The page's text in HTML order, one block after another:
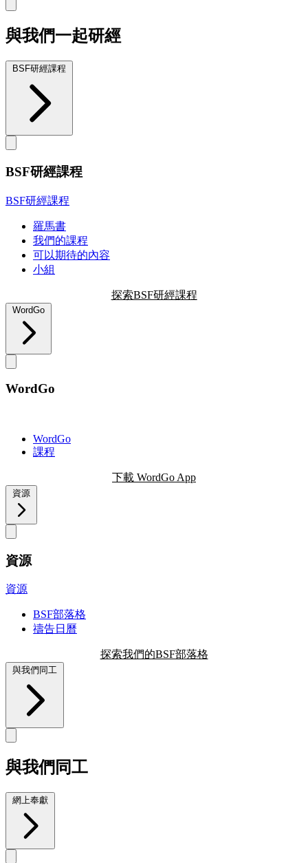
與我們一起研經
BSF研經課程
BSF研經課程
BSF研經課程
羅馬書
我們的課程
可以期待的內容
小組
探索BSF研經課程
WordGo
WordGo
WordGo
課程
下載 WordGo App
資源
資源
資源
BSF部落格
禱告日曆
探索我們的BSF部落格
與我們同工
與我們同工
網上奉獻